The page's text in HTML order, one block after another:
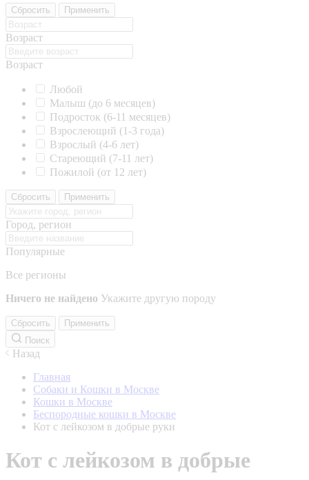
Сбросить Применить
Возраст
Возраст
Любой
Малыш (до 6 месяцев)
Подросток (6-11 месяцев)
Взрослеющий (1-3 года)
Взрослый (4-6 лет)
Стареющий (7-11 лет)
Пожилой (от 12 лет)
Сбросить Применить
Город, регион
Популярные
Все регионы
Ничего не найдено Укажите другую породу
Сбросить
Применить
Поиск
Назад
Главная
Собаки и Кошки в Москве
Кошки в Москве
Беспородные кошки в Москве
Кот с лейкозом в добрые руки
Кот с лейкозом в добрые